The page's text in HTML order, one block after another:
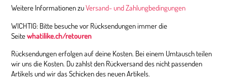
Weitere Informationen zuVersand- und Zahlungbedingungen
WICHTIG: Bitte besuche vor Rücksendungen immer die
Seitewhatilike.ch/retouren
Rücksendungen erfolgen auf deine Kosten. Bei einem Umtausch teilen
wir uns die Kosten. Du zahlst den Rückversand des nicht passenden
Artikels und wir das Schicken des neuen Artikels.